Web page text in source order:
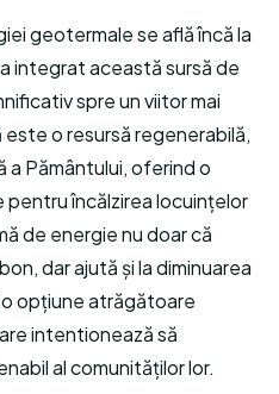
geotermale se află încă la
integrat această sursă de
spre un viitor mai
o resursă regenerabilă,
a Pământului, oferind o
încălzirea locuințelor
de energie nu doar că
dar ajută și la diminuarea
opțiune atrăgătoare
intentionează să
al comunităților lor.